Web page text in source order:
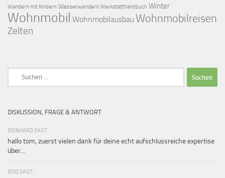
Wandern mit Kindern Wasserwandern Werkstatthandbuch Winter
Wohnmobil Wohnmobilausbau Wohnmobilreisen
Zelten
DISKUSSION, FRAGE & ANTWORT
REINHARD SAGT:
hallo tom, zuerst vielen dank für deine echt aufschlussreiche expertise
über...
JENS SAGT: